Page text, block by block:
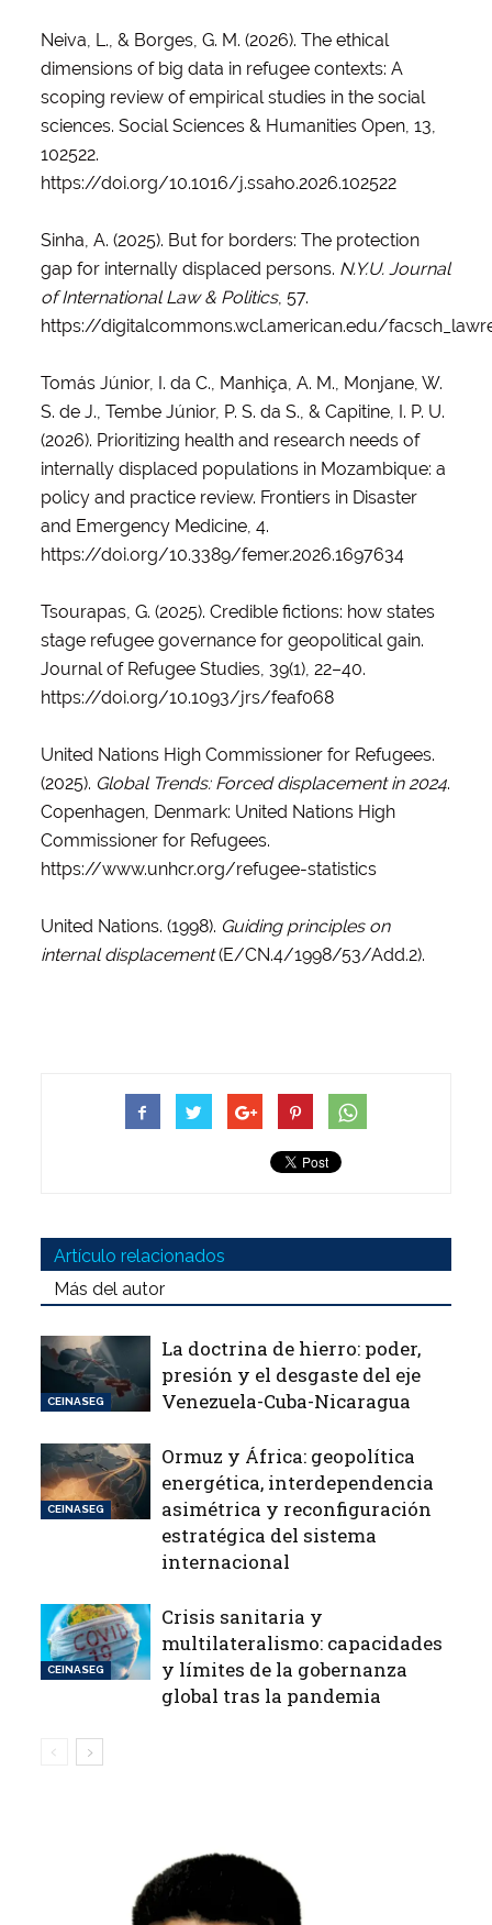
Neiva, L., & Borges, G. M. (2026). The ethical
dimensions of big data in refugee contexts: A
scoping review of empirical studies in the social
sciences. Social Sciences & Humanities Open, 13,
102522.
https://doi.org/10.1016/j.ssaho.2026.102522
Sinha, A. (2025). But for borders: The protection
gap for internally displaced persons. N.Y.U. Journal
of International Law & Politics, 57.
https://digitalcommons.wcl.american.edu/
Tomás Júnior, I. da C., Manhiça, A. M., Monjane, W.
S. de J., Tembe Júnior, P. S. da S., & Capitine, I. P. U.
(2026). Prioritizing health and research needs of
internally displaced populations in Mozambique: a
policy and practice review. Frontiers in Disaster
and Emergency Medicine, 4.
https://doi.org/10.3389/femer.2026.1697634
Tsourapas, G. (2025). Credible fictions: how states
stage refugee governance for geopolitical gain.
Journal of Refugee Studies, 39(1), 22–40.
https://doi.org/10.1093/jrs/feaf068
United Nations High Commissioner for Refugees.
(2025). Global Trends: Forced displacement in 2024.
Copenhagen, Denmark: United Nations High
Commissioner for Refugees.
https://www.unhcr.org/refugee-statistics
United Nations. (1998). Guiding principles on
internal displacement(E/CN.4/1998/53/Add.2).
Artículo relacionados
Más del autor
CEINASEG
La doctrina de hierro: poder,
presión y el desgaste del eje
Venezuela-Cuba-Nicaragua
CEINASEG
Ormuz y África: geopolítica
energética, interdependencia
asimétrica y reconfiguración
estratégica del sistema
internacional
CEINASEG
Crisis sanitaria y
multilateralismo: capacidades
y límites de la gobernanza
global tras la pandemia